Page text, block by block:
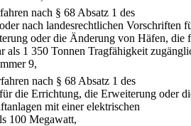
nach § 68 Absatz 1 des
nach landesrechtlichen Vorschriften
oder die Änderung von Häfen, die
als 1 350 Tonnen Tragfähigkeit
9,
nach § 68 Absatz 1 des
für die Errichtung, die Erweiterung oder
mit einer elektrischen
100 Megawatt,